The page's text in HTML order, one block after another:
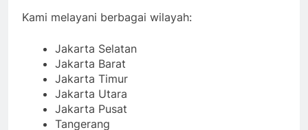
Kami melayani berbagai wilayah:
Jakarta Selatan
Jakarta Barat
Jakarta Timur
Jakarta Utara
Jakarta Pusat
Tangerang